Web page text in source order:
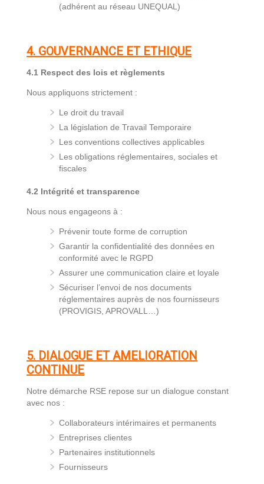
(adhérent au réseau UNEQUAL)
4. GOUVERNANCE ET ETHIQUE
4.1 Respect des lois et règlements
Nous appliquons strictement :
Le droit du travail
La législation de Travail Temporaire
Les conventions collectives applicables
Les obligations réglementaires, sociales et
fiscales
4.2 Intégrité et transparence
Nous nous engageons à :
Prévenir toute forme de corruption
Garantir la confidentialité des données en
conformité avec le RGPD
Assurer une communication claire et loyale
Sécuriser l’envoi de nos documents
réglementaires auprès de nos fournisseurs
(PROVIGIS, APROVALL…)
5. DIALOGUE ET AMELIORATION
CONTINUE
Notre démarche RSE repose sur un dialogue constant
avec nos :
Collaborateurs intérimaires et permanents
Entreprises clientes
Partenaires institutionnels
Fournisseurs